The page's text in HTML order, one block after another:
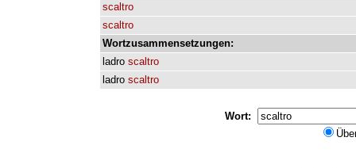
scaltro
scaltro
Wortzusammensetzungen:
ladro scaltro
ladro scaltro
Wort: